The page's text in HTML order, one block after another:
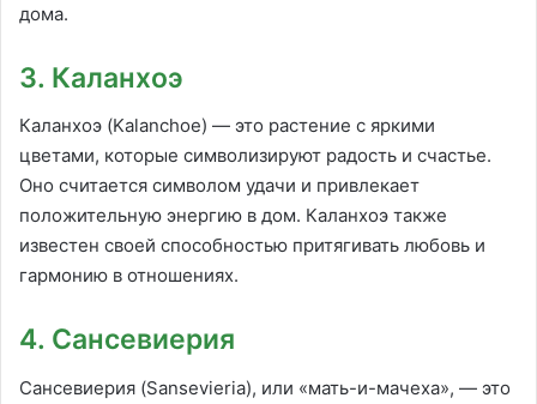
дома.
3. Каланхоэ
Каланхоэ (Kalanchoe) — это растение с яркими
цветами, которые символизируют радость и счастье.
Оно считается символом удачи и привлекает
положительную энергию в дом. Каланхоэ также
известен своей способностью притягивать любовь и
гармонию в отношениях.
4. Сансевиерия
Сансевиерия (Sansevieria), или «мать-и-мачеха», — это